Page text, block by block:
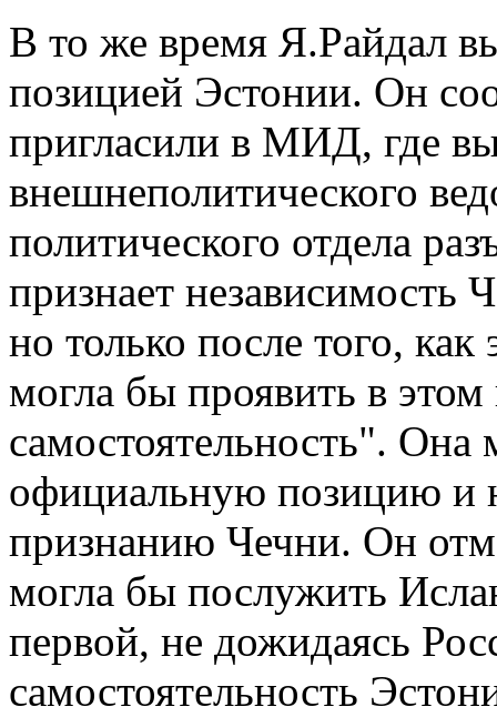
В то же время Я.Райдал
позицией Эстонии. Он
пригласили в МИД, где
внешнеполитического
политического отдела
признает независимость
но только после того,
могла бы проявить в
самостоятельность". Она
официальную позицию и
признанию Чечни. Он
могла бы послужить
первой, не дожидаясь
самостоятельность